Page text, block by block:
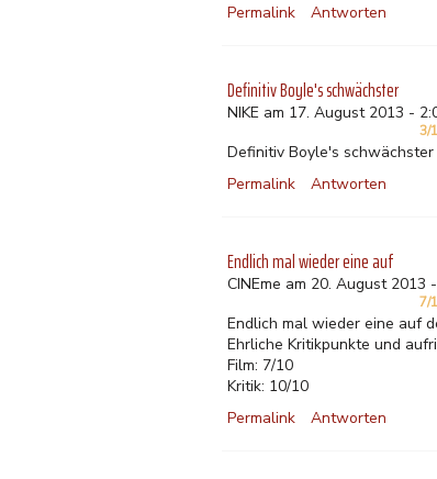
Permalink
Antworten
Definitiv Boyle's schwächster
NIKE am 17. August 2013 -
3/
Definitiv Boyle's
Permalink
Antworten
Endlich mal wieder eine auf
CINEme am 20. August 2013
7/
Endlich mal wieder eine auf
Ehrliche Kritikpunkte und
Film: 7/10
Kritik: 10/10
Permalink
Antworten